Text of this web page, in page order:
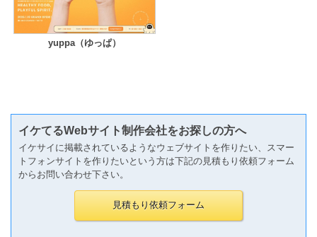
yuppa（ゆっぱ）
イケてるWebサイト制作会社をお探しの方へ
イケサイに掲載されているようなウェブサイトを作りたい、スマー
トフォンサイトを作りたいという方は下記の見積もり依頼フォーム
からお問い合わせ下さい。